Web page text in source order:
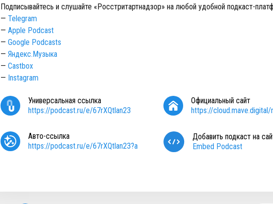
Подписывайтесь и слушайте «Росстритартнадзор» на любой удобной подкаст-
— Telegram
— Apple Podcast
— Google Podcasts
— Яндекс.Музыка
— Castbox
— Instagram
Универсальная ссылка
https://podcast.ru/e/67rXQtlan23
Официальный сайт
https://cloud.mave.digital/
Авто-ссылка
https://podcast.ru/e/67rXQtlan23?a
Добавить подкаст на
Embed Podcast